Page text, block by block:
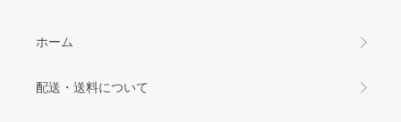
ホーム
配送・送料について